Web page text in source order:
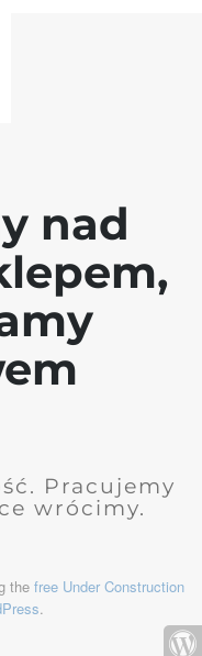
nad
Pracujemy
wrócimy.
the free Under Construction
.